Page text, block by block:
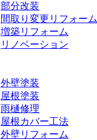
部分改装
間取り変更リフォーム
増築リフォーム
リノベーション
外壁塗装
屋根塗装
雨樋修理
屋根カバー工法
外壁リフォーム